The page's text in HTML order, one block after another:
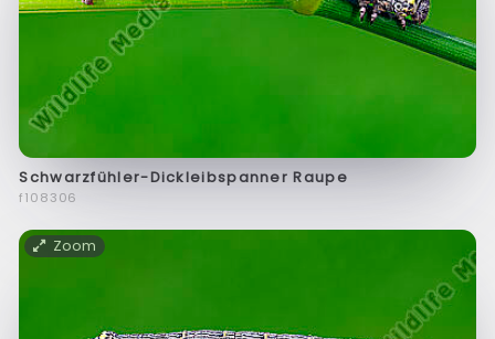
Schwarzfühler-Dickleibspanner Raupe
f108306
Zoom